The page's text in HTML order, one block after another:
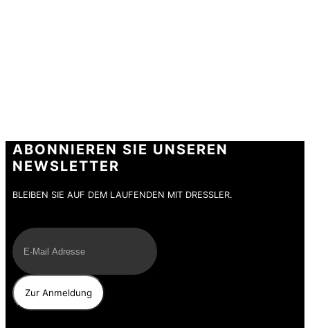
ABONNIEREN SIE UNSEREN
NEWSLETTER
BLEIBEN SIE AUF DEM LAUFENDEN MIT DRESSLER.